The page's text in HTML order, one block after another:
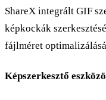
ShareX integrált GIF
képkockák
fájlméret
Képszerkesztő